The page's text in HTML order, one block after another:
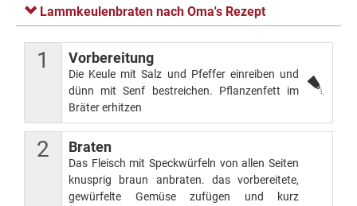
Lammkeulenbraten nach Oma's Rezept
1 Vorbereitung
Die Keule mit Salz und Pfeffer einreiben und
dünn mit Senf bestreichen. Pflanzenfett im
Bräter erhitzen
2 Braten
Das Fleisch mit Speckwürfeln von allen Seiten
knusprig braun anbraten. das vorbereitete,
gewürfelte Gemüse zufügen und kurz